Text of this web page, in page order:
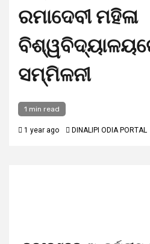
ରମାଦେବୀ ମହିଳା
ସମ୍ମିଳନୀ
1 min read
1 year ago DINALIPI ODIA PORTAL